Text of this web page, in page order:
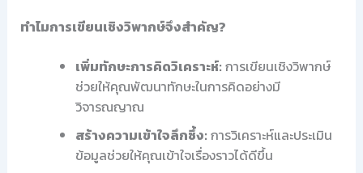
ทำไมการเขียนเชิงวิพากษ์จึงสำคัญ?
เพิ่มทักษะการคิดวิเคราะห์: การเขียนเชิงวิพากษ์
ช่วยให้คุณพัฒนาทักษะในการคิดอย่างมี
วิจารณญาณ
สร้างความเข้าใจลึกซึ้ง: การวิเคราะห์และประเมิน
ข้อมูลช่วยให้คุณเข้าใจเรื่องราวได้ดีขึ้น